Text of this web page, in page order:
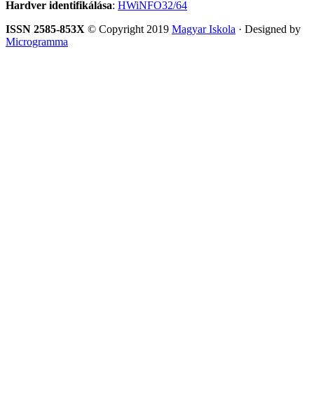
Hardver identifikálása: HWiNFO32/64
ISSN 2585-853X © Copyright 2019 Magyar Iskola · Designed by
Microgramma